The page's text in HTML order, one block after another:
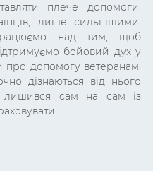
плече допомоги.
лише сильнішими.
над тим, щоб
бойовий дух у
про допомогу ветеранам,
дізнаються від нього
сам на сам із